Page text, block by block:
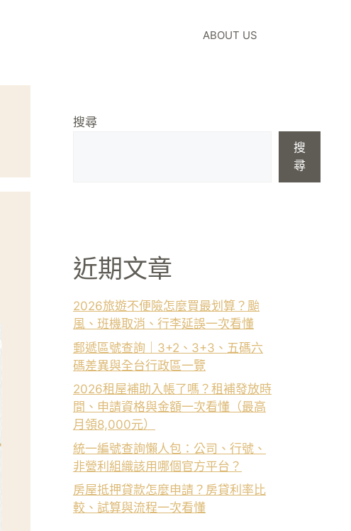
ABOUT US
搜尋
搜
尋
近期文章
2026旅遊不便險怎麼買最划算？颱
風、班機取消、行李延誤一次看懂
郵遞區號查詢｜3+2、3+3、五碼六
碼差異與全台行政區一覽
2026租屋補助入帳了嗎？租補發放時
間、申請資格與金額一次看懂（最高
月領8,000元）
統一編號查詢懶人包：公司、行號、
非營利組織該用哪個官方平台？
房屋抵押貸款怎麼申請？房貸利率比
較、試算與流程一次看懂